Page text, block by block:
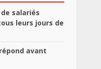
salariés
leurs jours de
avant